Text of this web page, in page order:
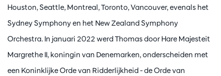
Houston, Seattle, Montreal, Toronto, Vancouver, evenals het
Sydney Symphony en het New Zealand Symphony
Orchestra. In januari 2022 werd Thomas door Hare Majesteit
Margrethe II, koningin van Denemarken, onderscheiden met
een Koninklijke Orde van Ridderlijkheid - de Orde van